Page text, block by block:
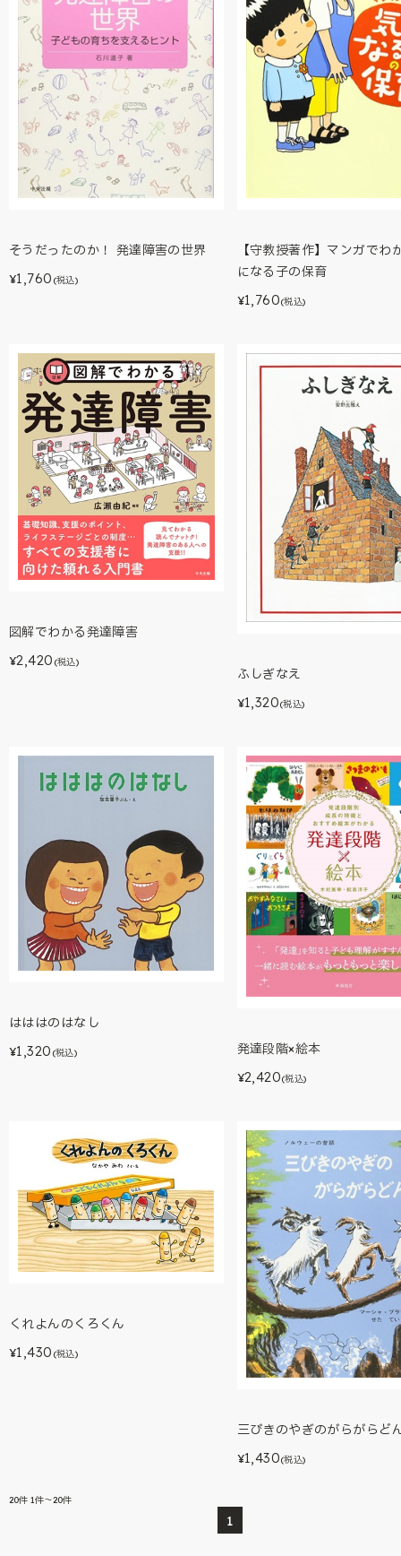
そうだったのか！ 発達障害の世界
¥1,760 (税込)
【守教授著作】マンガで
になる子の保育
¥1,760(税込)
図解でわかる発達障害
¥2,420 (税込)
ふしぎなえ
¥1,320(税込)
はははのはなし
¥1,320 (税込) 発達段階×絵本
¥2,420(税込)
くれよんのくろくん
¥1,430 (税込)
三びきのやぎのがらがらど
¥1,430(税込)
20件 1件～20件
1